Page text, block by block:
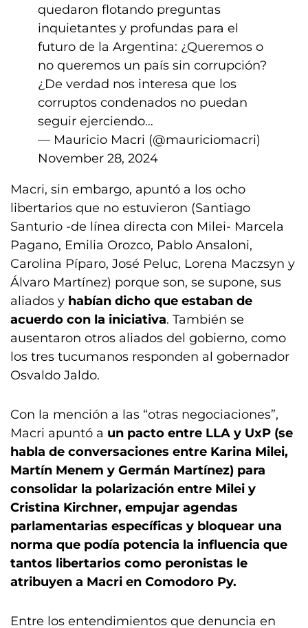
quedaron flotando preguntas
inquietantes y profundas para el
futuro de la Argentina: ¿Queremos o
no queremos un país sin corrupción?
¿De verdad nos interesa que los
corruptos condenados no puedan
seguir ejerciendo…
— Mauricio Macri (@mauriciomacri)
November 28, 2024
Macri, sin embargo, apuntó a los ocho
libertarios que no estuvieron (Santiago
Santurio -de línea directa con Milei- Marcela
Pagano, Emilia Orozco, Pablo Ansaloni,
Carolina Píparo, José Peluc, Lorena Maczsyn y
Álvaro Martínez) porque son, se supone, sus
aliados y habían dicho que estaban de
acuerdo con la iniciativa. También se
ausentaron otros aliados del gobierno, como
los tres tucumanos responden al gobernador
Osvaldo Jaldo.
Con la mención a las “otras negociaciones”,
Macri apuntó a un pacto entre LLA y UxP (se
habla de conversaciones entre Karina Milei,
Martín Menem y Germán Martínez) para
consolidar la polarización entre Milei y
Cristina Kirchner, empujar agendas
parlamentarias específicas y bloquear una
norma que podía potencia la influencia que
tantos libertarios como peronistas le
atribuyen a Macri en Comodoro Py.
Entre los entendimientos que denuncia en